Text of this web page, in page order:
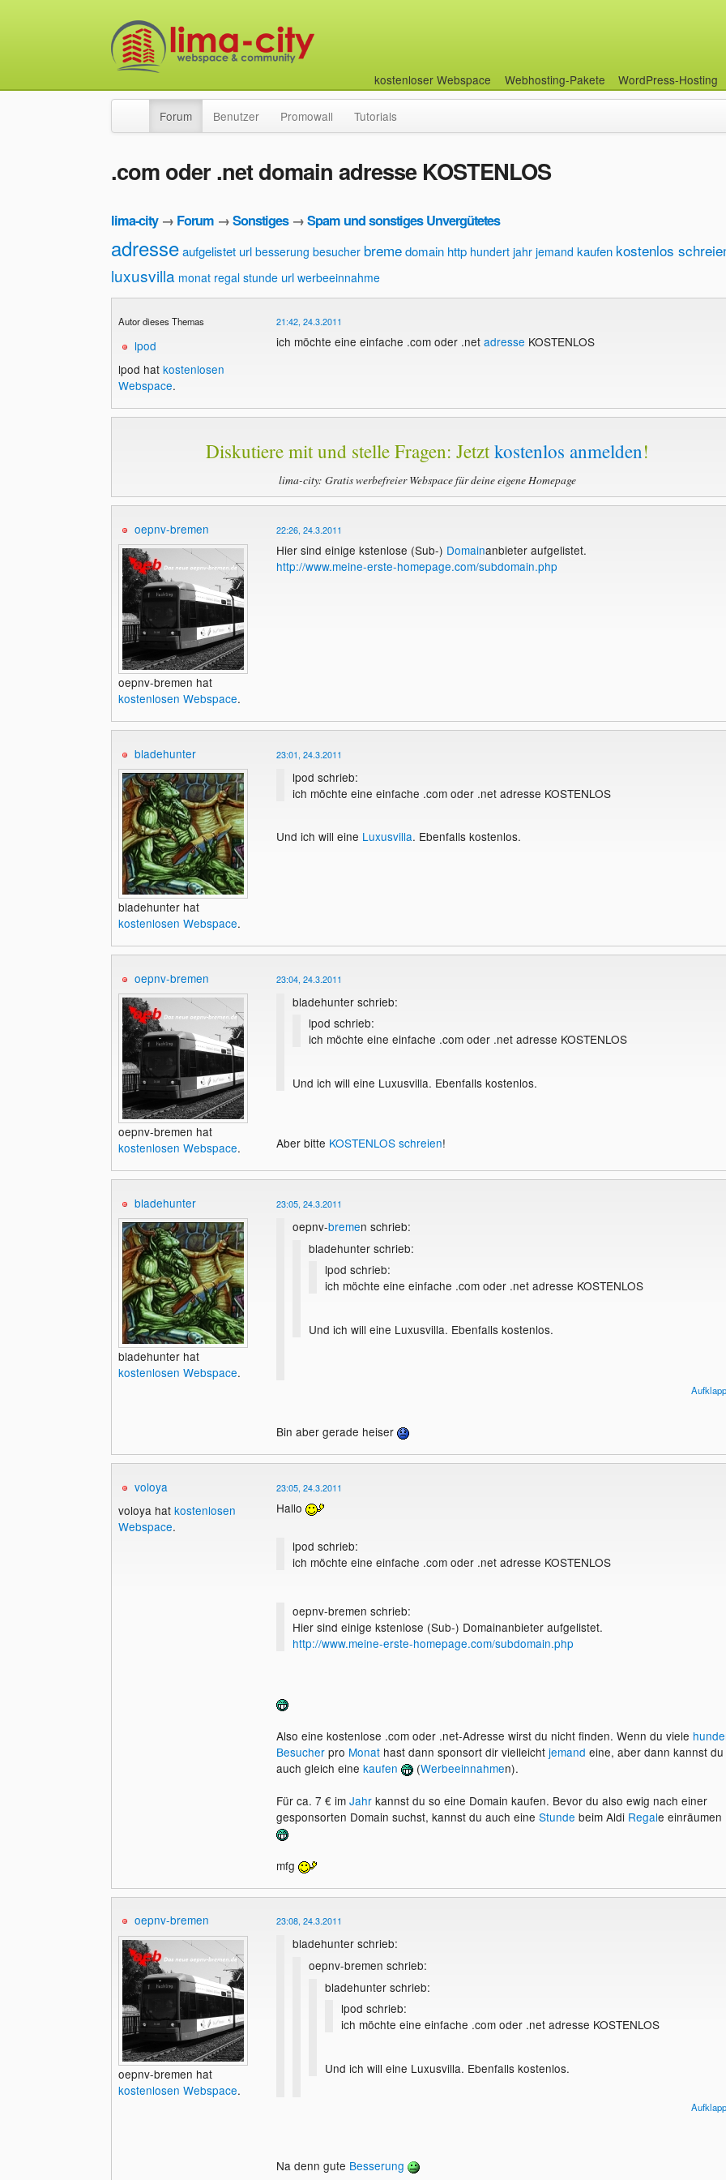
kostenloser Webspace Webhosting-Pakete WordPress-Hosting
Forum Benutzer Promowall Tutorials
.com oder .net domain adresse KOSTENLOS
lima-city→ Forum →Sonstiges→Spam und sonstiges Unvergütetes
adresseaufgelistet url besserung besucher bremedomain http hundert jahr jemand kaufen kostenlos
luxusvilla monat regal stunde url werbeeinnahme
Autor dieses Themas
lpod
lpod hat kostenlosen
Webspace.
21:42, 24.3.2011
ich möchte eine einfache .com oder .net adresse KOSTENLOS
Diskutiere mit und stelle Fragen: Jetztkostenlos anmelden!
lima-city: Gratis werbefreier Webspace für deine eigene Homepage
oepnv-bremen
oepnv-bremen hat
kostenlosen Webspace.
22:26, 24.3.2011
Hier sind einige kstenlose (Sub-) Domainanbieter aufgelistet.
http://www.meine-erste-homepage.com/subdomain.php
bladehunter
bladehunter hat
kostenlosen Webspace.
23:01, 24.3.2011
lpod schrieb:
ich möchte eine einfache .com oder .net adresse KOSTENLOS
Und ich will eine Luxusvilla. Ebenfalls kostenlos.
oepnv-bremen
oepnv-bremen hat
kostenlosen Webspace.
23:04, 24.3.2011
bladehunter schrieb:
lpod schrieb:
ich möchte eine einfache .com oder .net adresse KOSTENLOS
Und ich will eine Luxusvilla. Ebenfalls kostenlos.
Aber bitte KOSTENLOS schreien!
bladehunter
bladehunter hat
kostenlosen Webspace.
23:05, 24.3.2011
oepnv-bremen schrieb:
bladehunter schrieb:
lpod schrieb:
ich möchte eine einfache .com oder .net adresse KOSTENLOS
Und ich will eine Luxusvilla. Ebenfalls kostenlos.
Bin aber gerade heiser
voloya
voloya hat kostenlosen
Webspace.
23:05, 24.3.2011
Hallo
lpod schrieb:
ich möchte eine einfache .com oder .net adresse KOSTENLOS
oepnv-bremen schrieb:
Hier sind einige kstenlose (Sub-) Domainanbieter aufgelistet.
http://www.meine-erste-homepage.com/subdomain.php
Also eine kostenlose .com oder .net-Adresse wirst du nicht finden. Wenn du viele
Besucherpro Monathast dann sponsort dir vielleicht jemand eine, aber dann kannst du
auch gleich eine kaufen (Werbeeinnahmen).
Für ca. 7 € im Jahrkannst du so eine Domain kaufen. Bevor du also ewig nach einer
gesponsorten Domain suchst, kannst du auch eine Stunde beim Aldi Regale einräumen
mfg
oepnv-bremen
oepnv-bremen hat
kostenlosen Webspace.
23:08, 24.3.2011
bladehunter schrieb:
oepnv-bremen schrieb:
bladehunter schrieb:
lpod schrieb:
ich möchte eine einfache .com oder .net adresse KOSTENLOS
Und ich will eine Luxusvilla. Ebenfalls kostenlos.
Na denn gute Besserung